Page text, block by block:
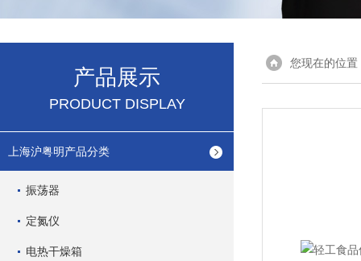
产品展示
PRODUCT DISPLAY
上海沪粤明产品分类
振荡器
定氮仪
电热干燥箱
您现在的位置